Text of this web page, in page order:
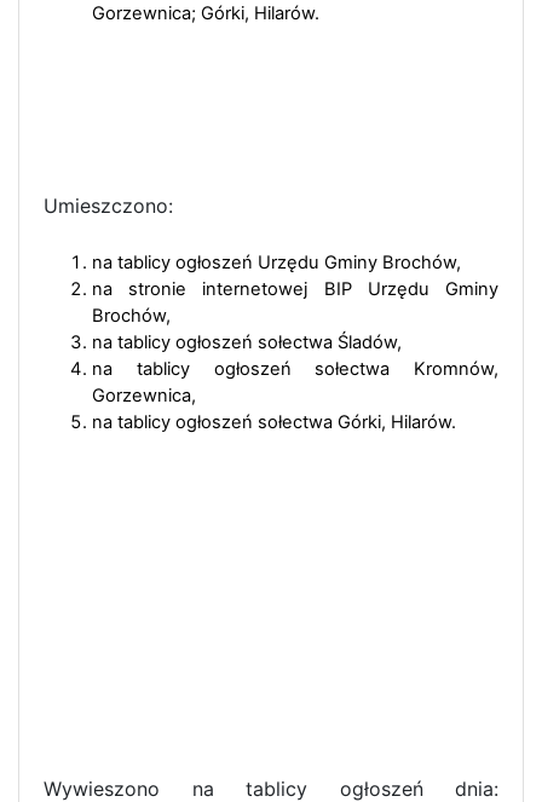
Gorzewnica; Górki, Hilarów.
Umieszczono:
na tablicy ogłoszeń Urzędu Gminy Brochów,
na stronie internetowej BIP Urzędu Gminy
Brochów,
na tablicy ogłoszeń sołectwa Śladów,
na tablicy ogłoszeń sołectwa Kromnów,
Gorzewnica,
na tablicy ogłoszeń sołectwa Górki, Hilarów.
Wywieszono na tablicy ogłoszeń dnia: